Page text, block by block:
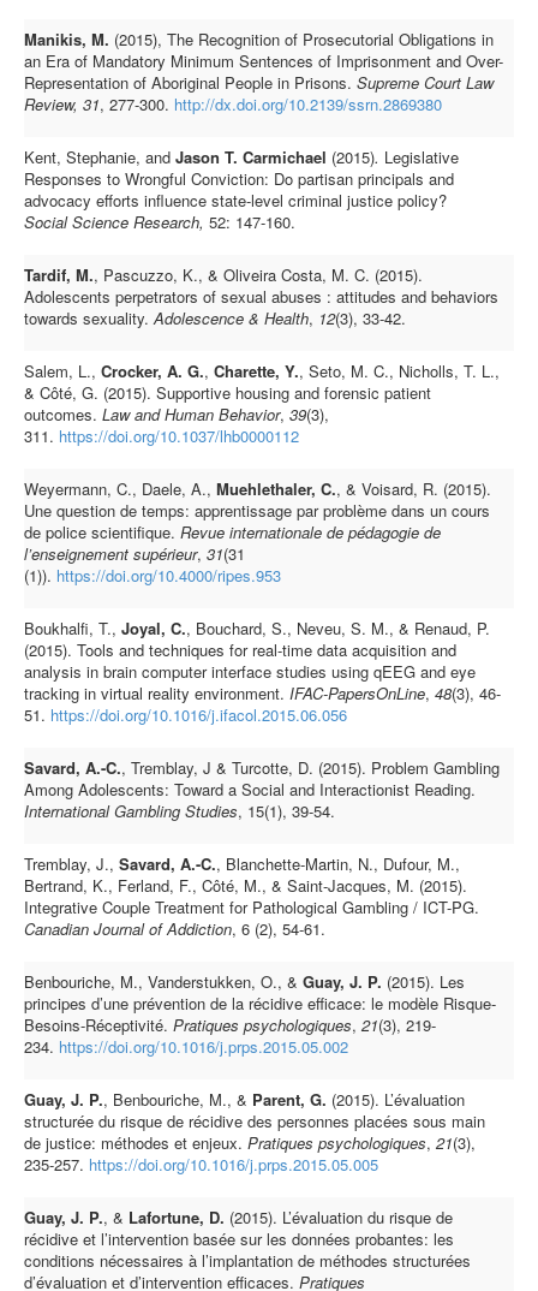
Manikis, M. (2015), The Recognition of Prosecutorial Obligations in
an Era of Mandatory Minimum Sentences of Imprisonment and Over-
Representation of Aboriginal People in Prisons. Supreme Court Law
Review, 31, 277-300. http://dx.doi.org/10.2139/ssrn.2869380
Kent, Stephanie, and Jason T. Carmichael (2015). Legislative
Responses to Wrongful Conviction: Do partisan principals and
advocacy efforts influence state-level criminal justice policy?
SocialScience Research, 52: 147-160.
Tardif, M., Pascuzzo, K., & Oliveira Costa, M. C. (2015).
Adolescents perpetrators of sexual abuses : attitudes and behaviors
towards sexuality.Adolescence & Health, 12(3), 33-42.
Salem, L., Crocker, A. G., Charette, Y., Seto, M. C., Nicholls, T. L.,
& Côté, G. (2015). Supportive housing and forensic patient
outcomes. Law and Human Behavior, 39(3),
311. https://doi.org/10.1037/lhb0000112
Weyermann, C., Daele, A., Muehlethaler, C., & Voisard, R. (2015).
Une question de temps: apprentissage par problème dans un cours
de police scientifique. Revue internationale de pédagogie de
l’enseignement supérieur, 31(31
(1)). https://doi.org/10.4000/ripes.953
Boukhalfi, T., Joyal, C., Bouchard, S., Neveu, S. M., & Renaud, P.
(2015). Tools and techniques for real-time data acquisition and
analysis in brain computer interface studies using qEEG and eye
tracking in virtual reality environment. IFAC-PapersOnLine, 48(3), 46-
51. https://doi.org/10.1016/j.ifacol.2015.06.056
Savard, A.-C., Tremblay, J & Turcotte, D. (2015). Problem Gambling
Among Adolescents: Toward a Social and Interactionist Reading.
International Gambling Studies, 15(1), 39-54.
Tremblay, J., Savard, A.-C., Blanchette-Martin, N., Dufour, M.,
Bertrand, K., Ferland, F., Côté, M., & Saint-Jacques, M. (2015).
Integrative Couple Treatment for Pathological Gambling / ICT-PG.
Canadian Journal of Addiction, 6 (2), 54-61.
Benbouriche, M., Vanderstukken, O., & Guay, J. P. (2015). Les
principes d’une prévention de la récidive efficace: le modèle Risque-
Besoins-Réceptivité. Pratiques psychologiques, 21(3), 219-
234. https://doi.org/10.1016/j.prps.2015.05.002
Guay, J. P., Benbouriche, M., & Parent, G. (2015). L’évaluation
structurée du risque de récidive des personnes placées sous main
de justice: méthodes et enjeux. Pratiques psychologiques, 21(3),
235-257. https://doi.org/10.1016/j.prps.2015.05.005
Guay, J. P., & Lafortune, D. (2015). L’évaluation du risque de
récidive et l’intervention basée sur les données probantes: les
conditions nécessaires à l’implantation de méthodes structurées
d’évaluation et d’intervention efficaces. Pratiques